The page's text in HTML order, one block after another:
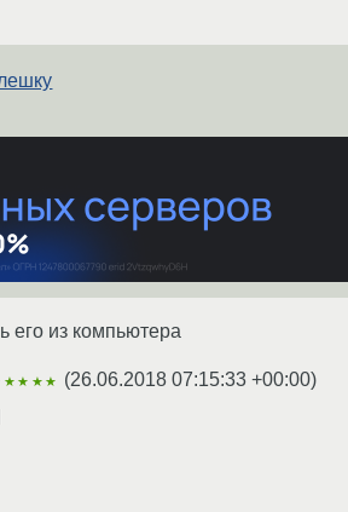
его из компьютера
(26.06.2018 07:15:33 +00:00)